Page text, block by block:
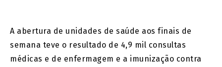
A abertura de unidades de saúde aos finais de
semana teve o resultado de 4,9 mil consultas
médicas e de enfermagem e a imunização contra